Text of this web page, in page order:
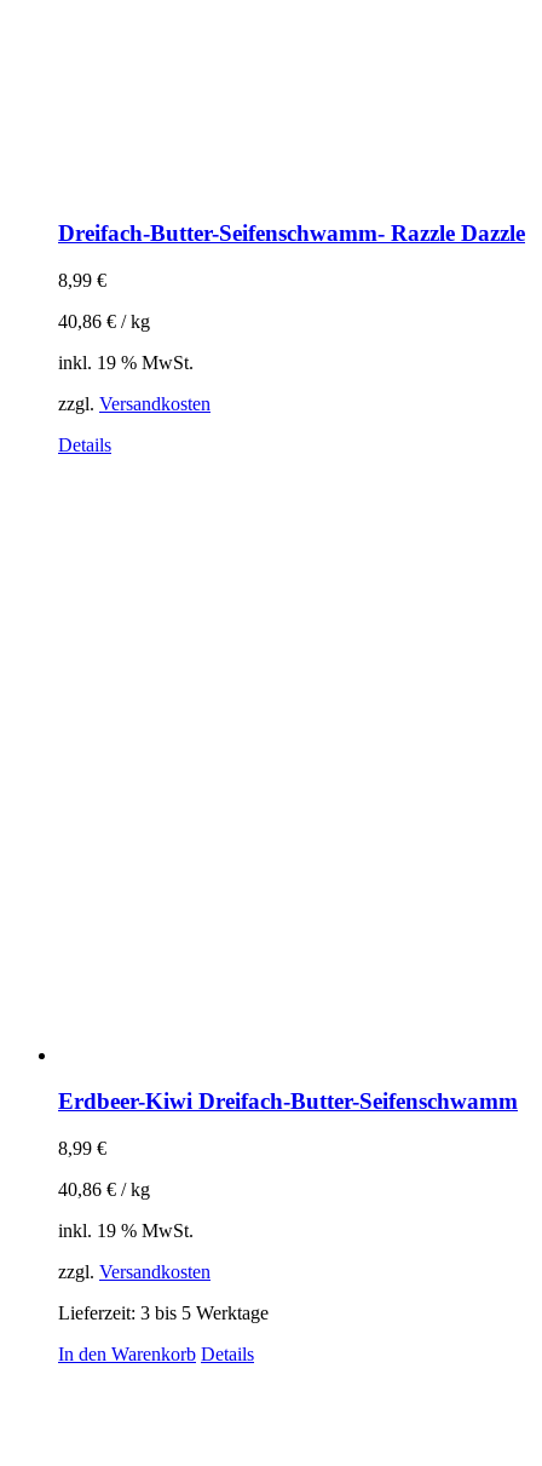
Dreifach-Butter-Seifenschwamm- Razzle Dazzle
8,99 €
40,86 € /kg
inkl. 19 % MwSt.
zzgl. Versandkosten
Details
Erdbeer-Kiwi Dreifach-Butter-Seifenschwamm
8,99 €
40,86 € /kg
inkl. 19 % MwSt.
zzgl. Versandkosten
Lieferzeit: 3 bis 5 Werktage
In den Warenkorb Details